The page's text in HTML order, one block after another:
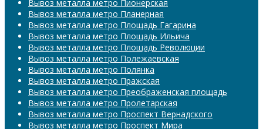
Вывоз металла метро Пионерская
Вывоз металла метро Планерная
Вывоз металла метро Площадь Гагарина
Вывоз металла метро Площадь Ильича
Вывоз металла метро Площадь Революции
Вывоз металла метро Полежаевская
Вывоз металла метро Полянка
Вывоз металла метро Пражская
Вывоз металла метро Преображенская площадь
Вывоз металла метро Пролетарская
Вывоз металла метро Проспект Вернадского
Вывоз металла метро Проспект Мира